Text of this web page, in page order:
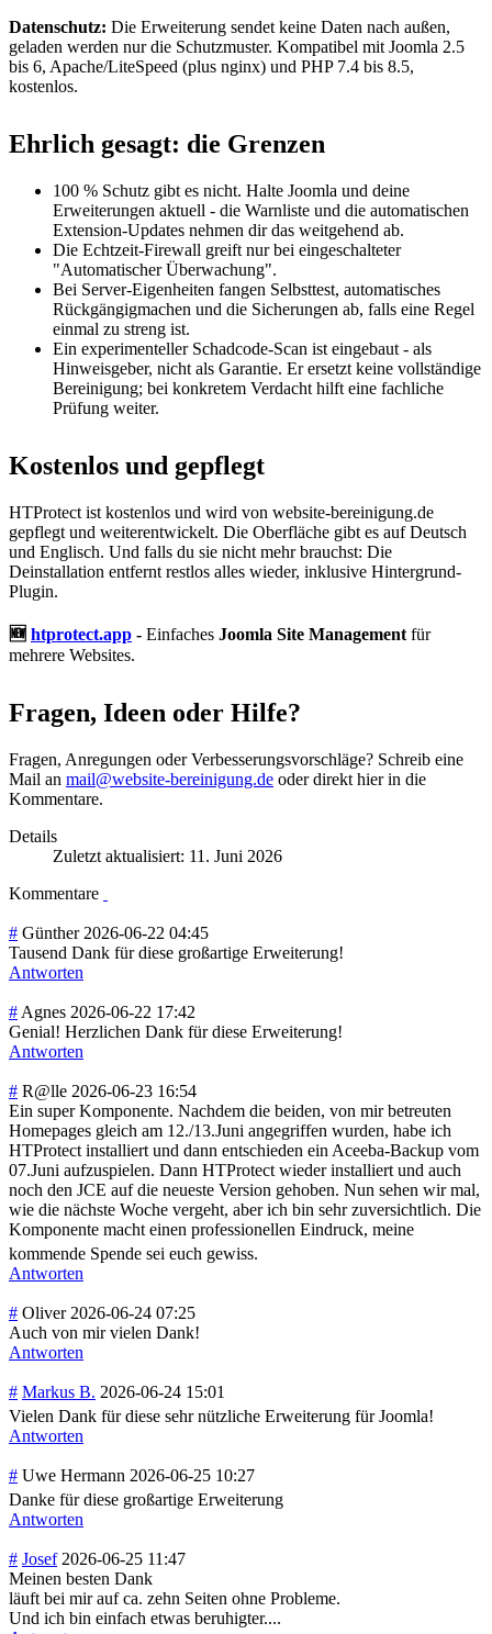
Datenschutz: Die Erweiterung sendet keine Daten nach außen,
geladen werden nur die Schutzmuster. Kompatibel mit Joomla 2.5
bis 6, Apache/LiteSpeed (plus nginx) und PHP 7.4 bis 8.5,
kostenlos.
Ehrlich gesagt: die Grenzen
100 % Schutz gibt es nicht. Halte Joomla und deine
Erweiterungen aktuell - die Warnliste und die automatischen
Extension-Updates nehmen dir das weitgehend ab.
Die Echtzeit-Firewall greift nur bei eingeschalteter
"Automatischer Überwachung".
Bei Server-Eigenheiten fangen Selbsttest, automatisches
Rückgängigmachen und die Sicherungen ab, falls eine Regel
einmal zu streng ist.
Ein experimenteller Schadcode-Scan ist eingebaut - als
Hinweisgeber, nicht als Garantie. Er ersetzt keine vollständige
Bereinigung; bei konkretem Verdacht hilft eine fachliche
Prüfung weiter.
Kostenlos und gepflegt
HTProtect ist kostenlos und wird von website-bereinigung.de
gepflegt und weiterentwickelt. Die Oberfläche gibt es auf Deutsch
und Englisch. Und falls du sie nicht mehr brauchst: Die
Deinstallation entfernt restlos alles wieder, inklusive Hintergrund-
Plugin.
🆕 htprotect.app - Einfaches Joomla Site Management für
mehrere Websites.
Fragen, Ideen oder Hilfe?
Fragen, Anregungen oder Verbesserungsvorschläge? Schreib eine
Mail an mail@website-bereinigung.de oder direkt hier in die
Kommentare.
Details
Zuletzt aktualisiert: 11. Juni 2026
Kommentare
# Günther 2026-06-22 04:45
Tausend Dank für diese großartige Erweiterung!
Antworten
# Agnes 2026-06-22 17:42
Genial! Herzlichen Dank für diese Erweiterung!
Antworten
# R@lle 2026-06-23 16:54
Ein super Komponente. Nachdem die beiden, von mir betreuten
Homepages gleich am 12./13.Juni angegriffen wurden, habe ich
HTProtect installiert und dann entschieden ein Aceeba-Backup vom
07.Juni aufzuspielen. Dann HTProtect wieder installiert und auch
noch den JCE auf die neueste Version gehoben. Nun sehen wir mal,
wie die nächste Woche vergeht, aber ich bin sehr zuversichtlich. Die
Komponente macht einen professionellen Eindruck, meine
kommende Spende sei euch gewiss.
Antworten
# Oliver 2026-06-24 07:25
Auch von mir vielen Dank!
Antworten
# Markus B. 2026-06-24 15:01
Vielen Dank für diese sehr nützliche Erweiterung für Joomla!
Antworten
# Uwe Hermann 2026-06-25 10:27
Danke für diese großartige Erweiterung
Antworten
# Josef 2026-06-25 11:47
Meinen besten Dank
läuft bei mir auf ca. zehn Seiten ohne Probleme.
Und ich bin einfach etwas beruhigter....